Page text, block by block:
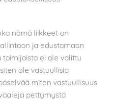
nämä liikkeet on
ja edustamaan
toimijoista ei ole valittu
ole vastuullisia
miten vastuullisuus
pettymystä